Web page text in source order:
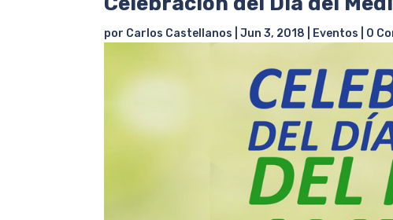
por Carlos Castellanos Jun 3, 2018 Eventos 0